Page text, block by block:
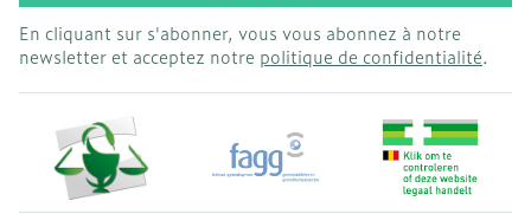
En cliquant sur s'abonner, vous vous abonnez à notre
newsletter et acceptez notre politique de confidentialité.